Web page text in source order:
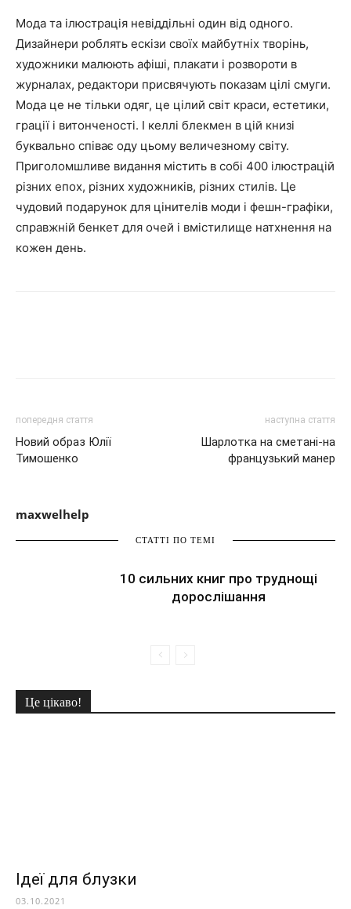
Мода та ілюстрація невіддільні один від одного.
Дизайнери роблять ескізи своїх майбутніх творінь,
художники малюють афіші, плакати і розвороти в
журналах, редактори присвячують показам цілі смуги.
Мода це не тільки одяг, це цілий світ краси, естетики,
грації і витонченості. І келлі блекмен в цій книзі
буквально співає оду цьому величезному світу.
Приголомшливе видання містить в собі 400 ілюстрацій
різних епох, різних художників, різних стилів. Це
чудовий подарунок для цінителів моди і фешн-графіки,
справжній бенкет для очей і вмістилище натхнення на
кожен день.
попередня стаття
Новий образ Юлії
Тимошенко
наступна стаття
Шарлотка на сметані-на
французький манер
maxwelhelp
СТАТТІ ПО ТЕМІ
10 сильних книг про труднощі
дорослішання
Це цікаво!
Ідеї для блузки
03.10.2021